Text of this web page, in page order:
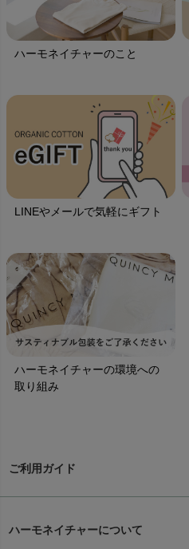
ハーモネイチャーのこと
LINEやメールで気軽にギフト
ハーモネイチャーの環境への
取り組み
ご利用ガイド
ハーモネイチャーについて